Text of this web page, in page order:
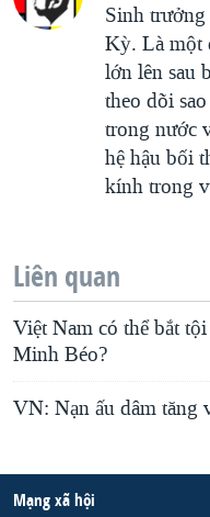
Sinh
Kỳ. Là một
lớn lên sau
theo dõi
trong nước
hệ hậu bối
kính trong
Liên quan
Việt Nam có thể bắt
Minh Béo?
VN: Nạn ấu dâm tăng
Mạng xã hội